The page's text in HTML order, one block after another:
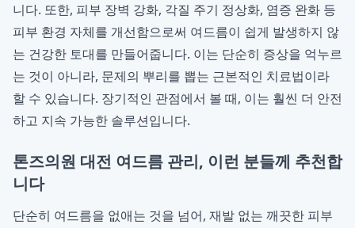
니다. 또한, 피부 장벽 강화, 각질 주기 정상화, 염증 완화 등
피부 환경 자체를 개선함으로써 여드름이 쉽게 발생하지 않
는 건강한 토대를 만들어줍니다. 이는 단순히 증상을 억누르
는 것이 아니라, 문제의 뿌리를 뽑는 근본적인 치료법이라
할 수 있습니다. 장기적인 관점에서 볼 때, 이는 훨씬 더 안전
하고 지속 가능한 솔루션입니다.
톤즈의원 대전 여드름 관리, 이런 분들께 추천합
니다
단순히 여드름을 없애는 것을 넘어, 재발 없는 깨끗한 피부